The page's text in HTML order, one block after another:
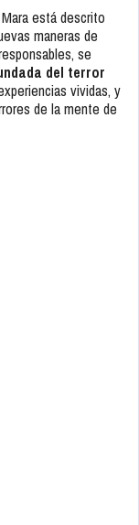
está descrito
maneras de
se
del terror
vividas, y
de la mente de